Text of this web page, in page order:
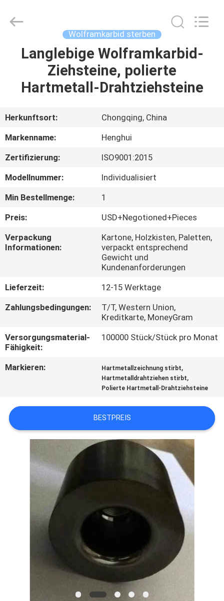
HAUS
PRODUKTE
VIDEOS
UNS
FABRIK-
AUSFLUG
QUALITÄTSKONTROLLE
SIE
MIT
IN
VERBINDUNG
FORDERN
SIE EIN
ZITAT
SITEMAP
DATENSCHUTZRICHTLINIE
Limited.
Reserved.
Wolframkarbid sterben
Langlebige Wolframkarbid-
Ziehsteine, polierte
Hartmetall-Drahtziehsteine
Herkunftsort:
Chongqing, China
Markenname:
Henghui
Zertifizierung:
ISO9001:2015
Modellnummer:
Individualisiert
Min Bestellmenge:
1
Preis:
USD+Negotioned+Pieces
Verpackung
Informationen:
Kartone, Holzkisten, Paletten,
verpackt entsprechend
Gewicht und
Kundenanforderungen
Lieferzeit:
12-15 Werktage
Zahlungsbedingungen:
T/T, Western Union,
Kreditkarte, MoneyGram
Versorgungsmaterial-
Fähigkeit:
100000 Stück/Stück pro Monat
Markieren: Hartmetallzeichnung stirbt,
Hartmetalldrahtziehen stirbt,
Polierte Hartmetall-Drahtziehsteine
BESTPREIS